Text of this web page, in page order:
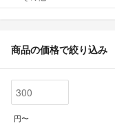
商品の価格で絞り込み
円〜